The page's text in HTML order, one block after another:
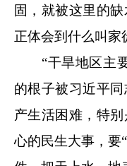
固，就被这里的
正体会到什么叫家
“干旱地区主要
的根子被习近平
产生活困难，特
心的民生大事，要